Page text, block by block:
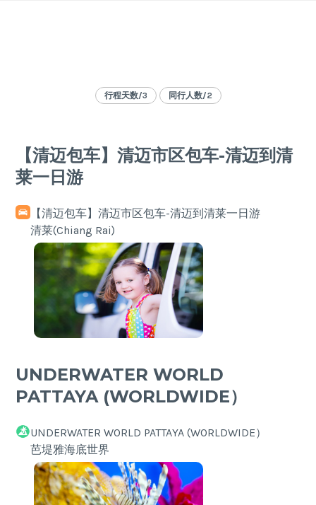
行程天数/3 同行人数/2
【清迈包车】清迈市区包车-清迈到清
莱一日游
【清迈包车】清迈市区包车-清迈到清莱一日游
清莱(Chiang Rai)
UNDERWATER WORLD
PATTAYA (WORLDWIDE）
UNDERWATER WORLD PATTAYA (WORLDWIDE）
芭堤雅海底世界